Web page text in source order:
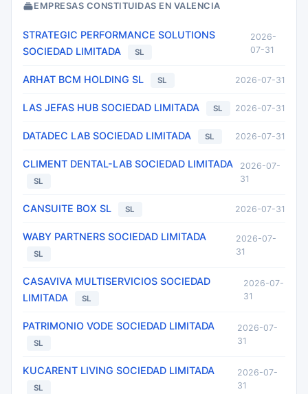
EMPRESAS CONSTITUIDAS EN VALENCIA
STRATEGIC PERFORMANCE SOLUTIONS
SOCIEDAD LIMITADA
SL
2026-
07-31
ARHAT BCM HOLDING SL SL 2026-07-31
LAS JEFAS HUB SOCIEDAD LIMITADA SL 2026-07-31
DATADEC LAB SOCIEDAD LIMITADA SL 2026-07-31
CLIMENT DENTAL-LAB SOCIEDAD LIMITADA
SL
2026-07-
31
CANSUITE BOX SL SL 2026-07-31
WABY PARTNERS SOCIEDAD LIMITADA
SL
2026-07-
31
CASAVIVA MULTISERVICIOS SOCIEDAD
LIMITADA
SL
2026-07-
31
PATRIMONIO VODE SOCIEDAD LIMITADA
SL
2026-07-
31
KUCARENT LIVING SOCIEDAD LIMITADA
SL
2026-07-
31